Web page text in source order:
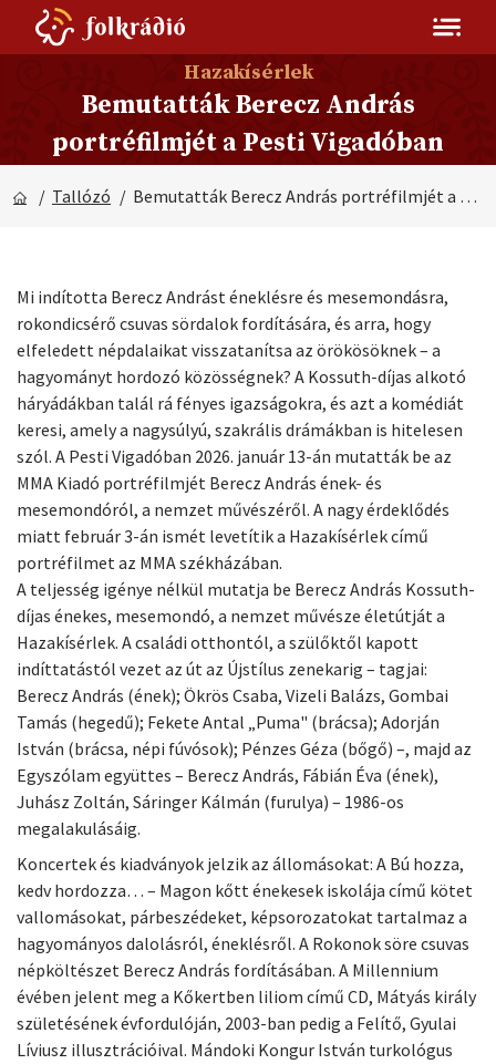
Hazakísérlek
Bemutatták Berecz András
portréfilmjét a Pesti Vigadóban
/ Tallózó / Bemutatták Berecz András portréfilmjét a Pesti Vigadóban
Mi indította Berecz Andrást éneklésre és mesemondásra,
rokondicsérő csuvas sördalok fordítására, és arra, hogy
elfeledett népdalaikat visszatanítsa az örökösöknek – a
hagyományt hordozó közösségnek? A Kossuth-díjas alkotó
háryádákban talál rá fényes igazságokra, és azt a komédiát
keresi, amely a nagysúlyú, szakrális drámákban is hitelesen
szól. A Pesti Vigadóban 2026. január 13-án mutatták be az
MMA Kiadó portréfilmjét Berecz András ének- és
mesemondóról, a nemzet művészéről. A nagy érdeklődés
miatt február 3-án ismét levetítik a Hazakísérlek című
portréfilmet az MMA székházában.
A teljesség igénye nélkül mutatja be Berecz András Kossuth-
díjas énekes, mesemondó, a nemzet művésze életútját a
Hazakísérlek. A családi otthontól, a szülőktől kapott
indíttatástól vezet az út az Újstílus zenekarig – tagjai:
Berecz András (ének); Ökrös Csaba, Vizeli Balázs, Gombai
Tamás (hegedű); Fekete Antal „Puma" (brácsa); Adorján
István (brácsa, népi fúvósok); Pénzes Géza (bőgő) –, majd az
Egyszólam együttes – Berecz András, Fábián Éva (ének),
Juhász Zoltán, Sáringer Kálmán (furulya) – 1986-os
megalakulásáig.
Koncertek és kiadványok jelzik az állomásokat: A Bú hozza,
kedv hordozza… – Magon kőtt énekesek iskolája című kötet
vallomásokat, párbeszédeket, képsorozatokat tartalmaz a
hagyományos dalolásról, éneklésről. A Rokonok söre csuvas
népköltészet Berecz András fordításában. A Millennium
évében jelent meg a Kőkertben liliom című CD, Mátyás király
születésének évfordulóján, 2003-ban pedig a Felítő, Gyulai
Líviusz illusztrációival. Mándoki Kongur István turkológus